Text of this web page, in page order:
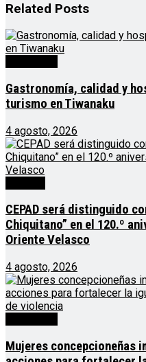
Related Posts
Gastronomía, calidad y
turismo en Tiwanaku
4 agosto, 2026
CEPAD será distinguido
Chiquitano” en el 120.º
Oriente Velasco
4 agosto, 2026
Mujeres concepcioneñas